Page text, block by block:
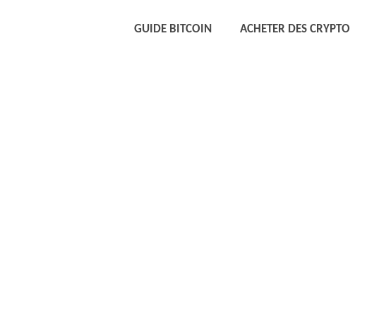
GUIDE BITCOIN ACHETER DES CRYPTO